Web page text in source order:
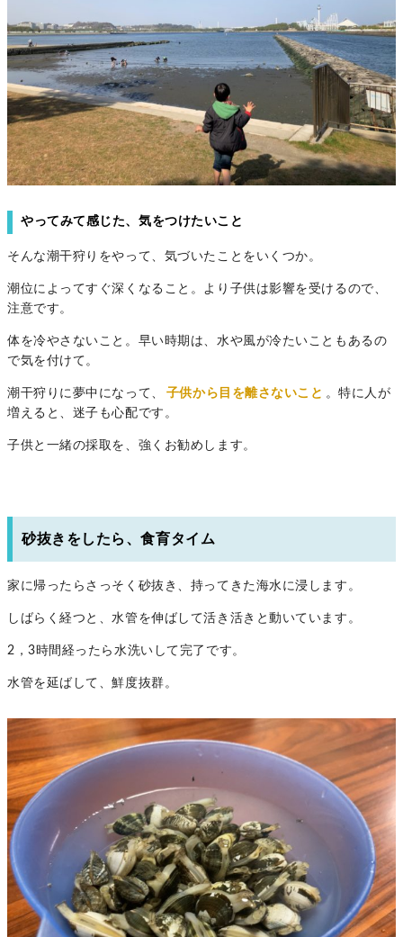
やってみて感じた、気をつけたいこと
そんな潮干狩りをやって、気づいたことをいくつか。
潮位によってすぐ深くなること。より子供は影響を受けるので、
注意です。
体を冷やさないこと。早い時期は、水や風が冷たいこともあるの
で気を付けて。
潮干狩りに夢中になって、 子供から目を離さないこと 。特に人が
増えると、迷子も心配です。
子供と一緒の採取を、強くお勧めします。
砂抜きをしたら、食育タイム
家に帰ったらさっそく砂抜き、持ってきた海水に浸します。
しばらく経つと、水管を伸ばして活き活きと動いています。
2，3時間経ったら水洗いして完了です。
水管を延ばして、鮮度抜群。